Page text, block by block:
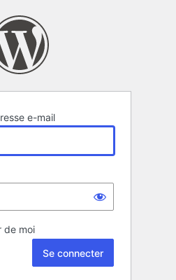
e-mail
de moi